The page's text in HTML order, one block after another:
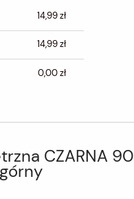
14,99 zł
14,99 zł
0,00 zł
CZARNA 90